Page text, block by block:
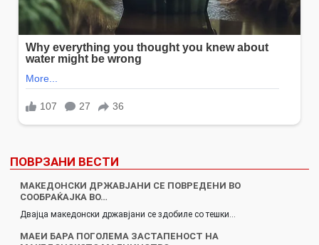
ПОВРЗАНИ ВЕСТИ
МАКЕДОНСКИ ДРЖАВЈАНИ СЕ ПОВРЕДЕНИ ВО
СООБРАЌАЈКА ВО…
Двајца македонски државјани се здобиле со тешки…
МАЕИ БАРА ПОГОЛЕМА ЗАСТАПЕНОСТ НА